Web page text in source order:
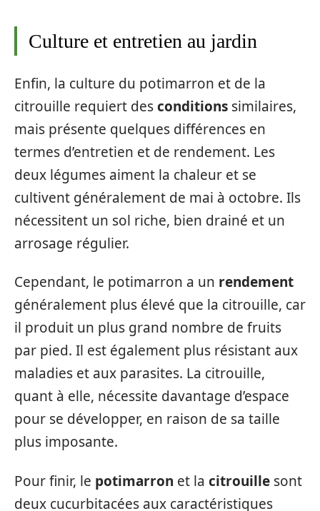
Culture et entretien au jardin
Enfin, la culture du potimarron et de la
citrouille requiert desconditions similaires,
mais présente quelques différences en
termes d’entretien et de rendement. Les
deux légumes aiment la chaleur et se
cultivent généralement de mai à octobre. Ils
nécessitent un sol riche, bien drainé et un
arrosage régulier.
Cependant, le potimarron a un rendement
généralement plus élevé que la citrouille, car
il produit un plus grand nombre de fruits
par pied. Il est également plus résistant aux
maladies et aux parasites. La citrouille,
quant à elle, nécessite davantage d’espace
pour se développer, en raison de sa taille
plus imposante.
Pour finir, le potimarron et la citrouille sont
deux cucurbitacées aux caractéristiques